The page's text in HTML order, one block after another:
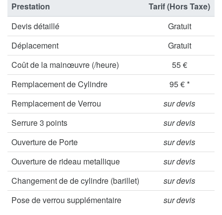
Prestation
Tarif (Hors Taxe)
Devis détaillé
Gratuit
Déplacement
Gratuit
Coût de la mainœuvre (/heure)
55 €
Remplacement de Cylindre
95 € *
Remplacement de Verrou
sur devis
Serrure 3 points
sur devis
Ouverture de Porte
sur devis
Ouverture de rideau metallique
sur devis
Changement de de cylindre (barillet)
sur devis
Pose de verrou supplémentaire
sur devis